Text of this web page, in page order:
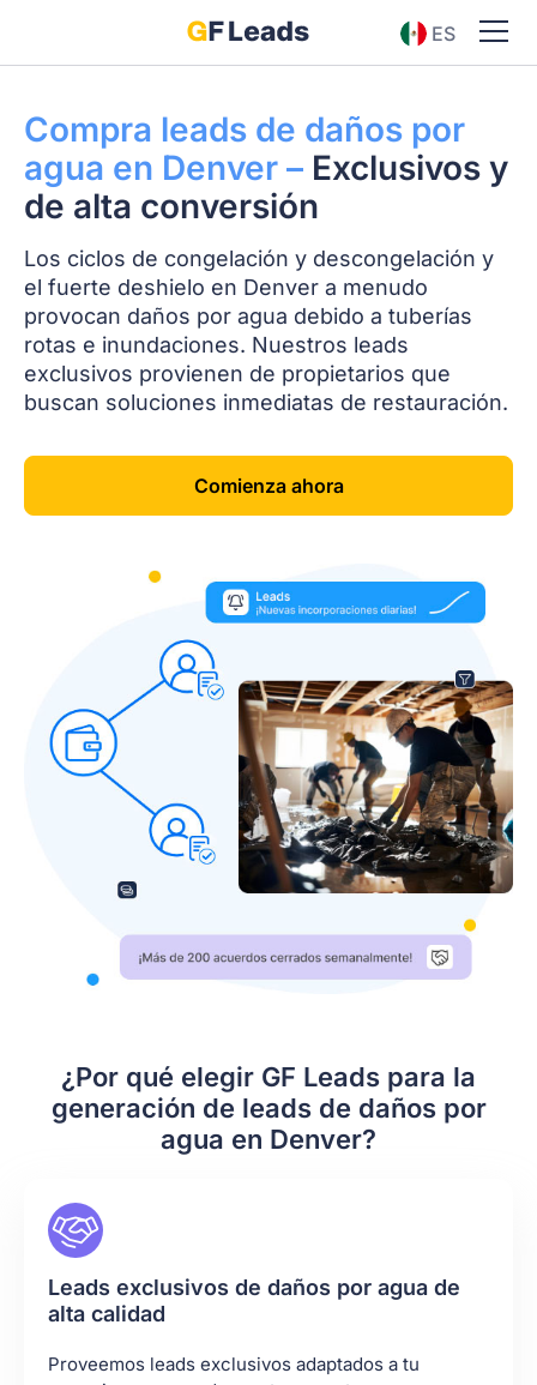
ES
Compra leads de daños por
agua en Denver – Exclusivos y
de alta conversión
Los ciclos de congelación y descongelación y
el fuerte deshielo en Denver a menudo
provocan daños por agua debido a tuberías
rotas e inundaciones. Nuestros leads
exclusivos provienen de propietarios que
buscan soluciones inmediatas de restauración.
Comienza ahora
¿Por qué elegir GF Leads para la
generación de leads de daños por
agua en Denver?
Leads exclusivos de daños por agua de
alta calidad
Proveemos leads exclusivos adaptados a tu